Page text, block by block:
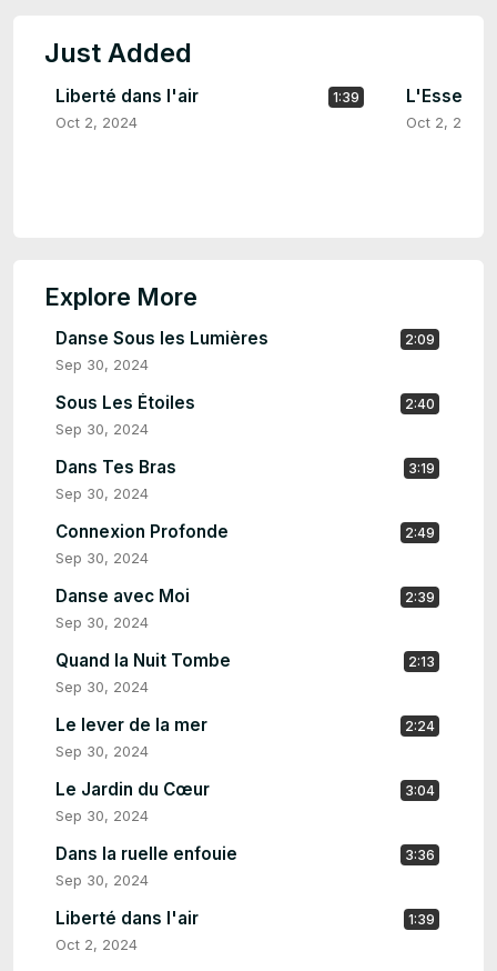
Just Added
1:39
Liberté dans l'air
Oct 2, 2024 Oct 2, 2024
Explore More
2:09
Danse Sous les Lumières
Sep 30, 2024
2:40
Sous Les Étoiles
Sep 30, 2024
3:19
Dans Tes Bras
Sep 30, 2024
2:49
Connexion Profonde
Sep 30, 2024
2:39
Danse avec Moi
Sep 30, 2024
2:13
Quand la Nuit Tombe
Sep 30, 2024
2:24
Le lever de la mer
Sep 30, 2024
3:04
Le Jardin du Cœur
Sep 30, 2024
3:36
Dans la ruelle enfouie
Sep 30, 2024
1:39
Liberté dans l'air
Oct 2, 2024